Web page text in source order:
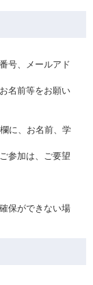
、メールアド
名前等をお願い
に、お名前、学
参加は、ご要望
保ができない場